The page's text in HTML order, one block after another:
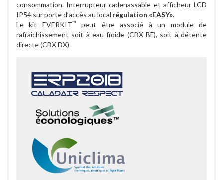
consommation. Interrupteur cadenassable et afficheur LCD
IP54 sur porte d’accès au local régulation «EASY».
Le kit EVERKIT™
peut être associé à un module de
rafraichissement soit à eau froide (CBX BF), soit à détente
directe (CBX DX)